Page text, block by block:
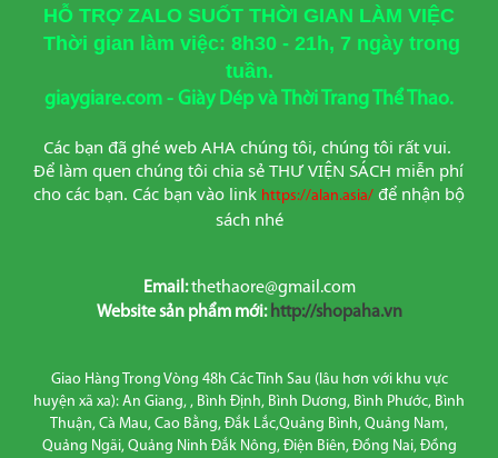
HỖ TRỢ ZALO SUỐT THỜI GIAN LÀM VIỆC
Thời gian làm việc: 8h30 - 21h, 7 ngày trong
tuần.
giaygiare.com - Giày Dép và Thời Trang Thể Thao.
Các bạn đã ghé web AHA chúng tôi, chúng tôi rất vui.
Để làm quen chúng tôi chia sẻ THƯ VIỆN SÁCH miễn phí
cho các bạn. Các bạn vào link https://alan.asia/ để nhận bộ
sách nhé
Email:thethaore@gmail.com
Website sản phẩm mới: http://shopaha.vn
Giao Hàng Trong Vòng 48h Các Tỉnh Sau (lâu hơn với khu vực
huyện xã xa): An Giang, , Bình Định, Bình Dương, Bình Phước, Bình
Thuận, Cà Mau, Cao Bằng, Đắk Lắc,Quảng Bình, Quảng Nam,
Quảng Ngãi, Quảng Ninh Đắk Nông, Điện Biên, Đồng Nai, Đồng